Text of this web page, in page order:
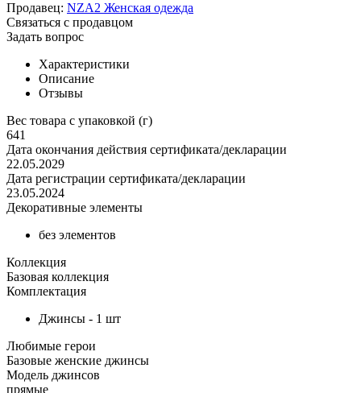
Продавец: NZA2 Женская одежда
Связаться с продавцом
Задать вопрос
Характеристики
Описание
Отзывы
Вес товара с упаковкой (г)
641
Дата окончания действия сертификата/декларации
22.05.2029
Дата регистрации сертификата/декларации
23.05.2024
Декоративные элементы
без элементов
Коллекция
Базовая коллекция
Комплектация
Джинсы - 1 шт
Любимые герои
Базовые женские джинсы
Модель джинсов
прямые